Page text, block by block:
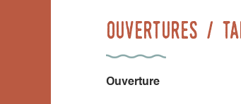
Ouvertures /
Ouverture